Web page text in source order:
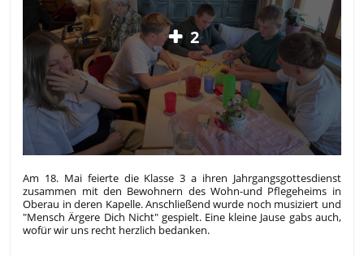
2
Am 18. Mai feierte die Klasse 3 a ihren Jahrgangsgottesdienst
zusammen mit den Bewohnern des Wohn-und Pflegeheims in
Oberau in deren Kapelle. Anschließend wurde noch musiziert und
"Mensch Ärgere Dich Nicht" gespielt. Eine kleine Jause gabs auch,
wofür wir uns recht herzlich bedanken.